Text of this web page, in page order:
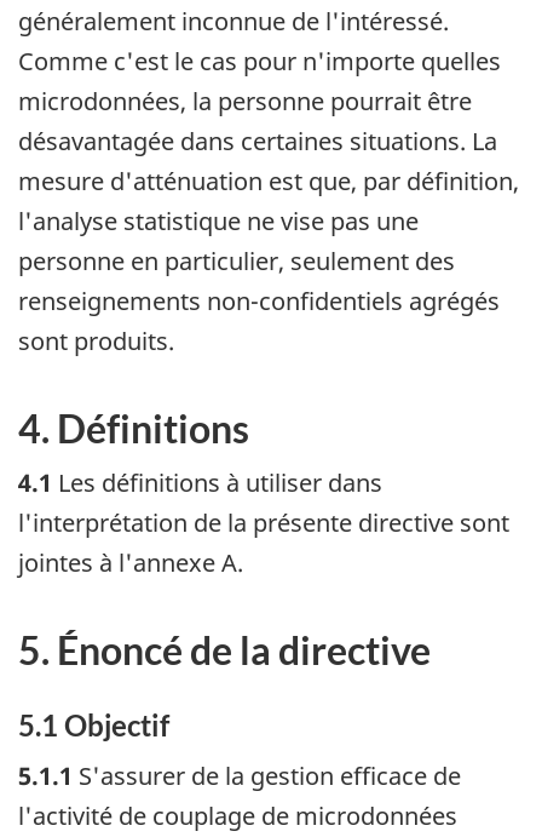
généralement inconnue de l'intéressé.
Comme c'est le cas pour n'importe quelles
microdonnées, la personne pourrait être
désavantagée dans certaines situations. La
mesure d'atténuation est que, par définition,
l'analyse statistique ne vise pas une
personne en particulier, seulement des
renseignements non-confidentiels agrégés
sont produits.
4. Définitions
4.1 Les définitions à utiliser dans
l'interprétation de la présente directive sont
jointes à l'annexe A.
5. Énoncé de la directive
5.1 Objectif
5.1.1 S'assurer de la gestion efficace de
l'activité de couplage de microdonnées